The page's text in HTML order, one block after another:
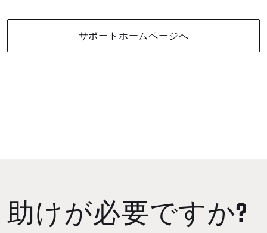
サポートホームページへ
助けが必要ですか?